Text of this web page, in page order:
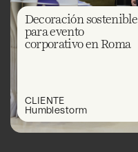
Decoración sostenible
para evento
corporativo en Roma
CLIENTE
Humblestorm